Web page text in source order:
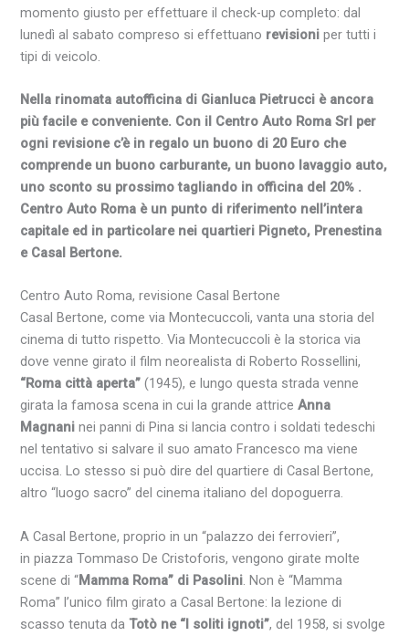
momento giusto per effettuare il check-up completo: dal
lunedì al sabato compreso si effettuano revisioni per tutti i
tipi di veicolo.
Nella rinomata autofficina di Gianluca Pietrucci è ancora
più facile e conveniente. Con il Centro Auto Roma Srl per
ogni revisione c’è in regalo un buono di 20 Euro che
comprende un buono carburante, un buono lavaggio auto,
uno sconto su prossimo tagliando in officina del 20% .
Centro Auto Roma è un punto di riferimento nell’intera
capitaleed in particolare nei quartieri Pigneto, Prenestina
e Casal Bertone.
Centro Auto Roma, revisione Casal Bertone
Casal Bertone, come via Montecuccoli, vanta una storia del
cinema di tutto rispetto. Via Montecuccoli è la storica via
dove venne girato ilfilm neorealista di Roberto Rossellini,
“Roma città aperta” (1945), e lungo questa strada venne
girata la famosa scena in cui la grande attriceAnna
Magnani nei panni di Pina si lancia contro i soldati tedeschi
nel tentativo si salvare il suo amato Francesco ma viene
uccisa. Lo stesso si può dire del quartiere diCasal Bertone,
altro “luogo sacro” del cinemaitaliano del dopoguerra.
ACasal Bertone, proprio in un “palazzo dei ferrovieri”,
in piazza TommasoDe Cristoforis, vengono girate molte
scene di “Mamma Roma” di Pasolini. Non è “Mamma
Roma” l’unicofilm girato aCasal Bertone: la lezione di
scasso tenuta daTotò ne “I soliti ignoti”, del 1958, si svolge